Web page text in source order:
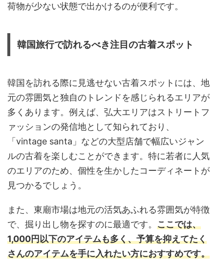
荷物が少ない状態で出かけるのが便利です。
韓国旅行で訪れるべき注目の古着スポット
韓国を訪れる際に見逃せない古着スポットには、地
元の雰囲気と独自のトレンドを感じられるエリアが
多くあります。例えば、弘大エリアはストリートフ
ァッションの発信地として知られており、
「vintage santa」などの大型店舗で幅広いジャン
ルの古着を楽しむことができます。特に若者に人気
のエリアのため、個性を生かしたコーディネートが
見つかるでしょう。
また、東廟市場は地元の活気あふれる雰囲気が特徴
で、掘り出し物を探すのに最適です。 ここでは、
1,000円以下のアイテムも多く、予算を抑えてたく
さんのアイテムを手に入れたい方におすすめです。